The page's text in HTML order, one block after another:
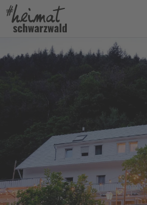
Warenkorb
Es befinden sich keine
Jetzt einkaufen